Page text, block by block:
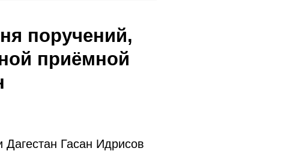
поручений,
приёмной
Дагестан Гасан Идрисов